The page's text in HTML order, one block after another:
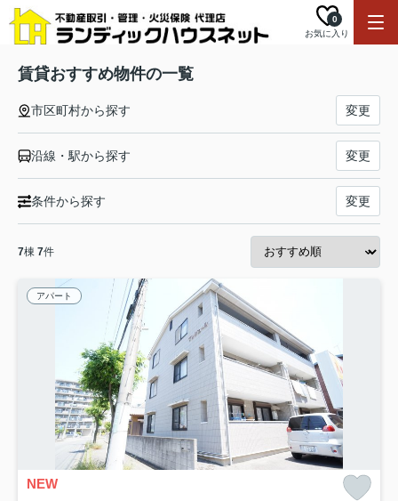
お気に入り
0
賃貸おすすめ物件の一覧
市区町村から探す 変更
沿線・駅から探す 変更
条件から探す 変更
7棟 7件
アパート
NEW